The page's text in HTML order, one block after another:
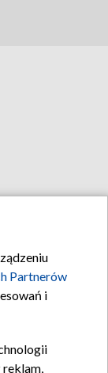
Partnerów
i
reklam,